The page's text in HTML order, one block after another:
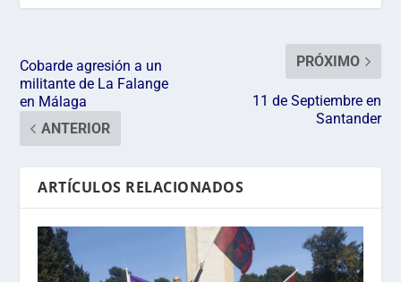
Cobarde agresión a un
militante de La Falange
en Málaga
ANTERIOR
PRÓXIMO
11 de Septiembre en
Santander
ARTÍCULOS RELACIONADOS